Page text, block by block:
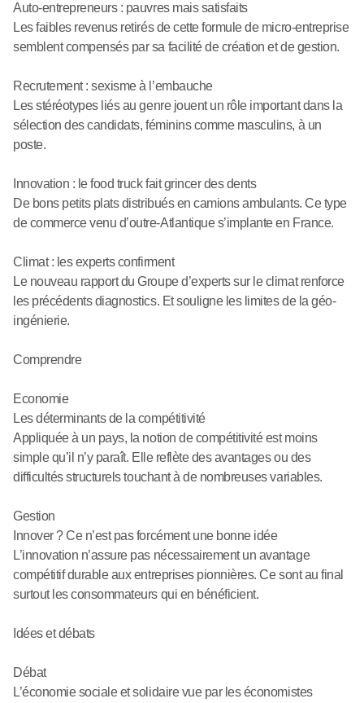
Auto-entrepreneurs : pauvres mais satisfaits
Les faibles revenus retirés de cette formule de micro-entreprise
semblent compensés par sa facilité de création et de gestion.
Recrutement : sexisme à l’embauche
Les stéréotypes liés au genre jouent un rôle important dans la
sélection des candidats, féminins comme masculins, à un
poste.
Innovation : le food truck fait grincer des dents
De bons petits plats distribués en camions ambulants. Ce type
de commerce venu d’outre-Atlantique s’implante en France.
Climat : les experts confirment
Le nouveau rapport du Groupe d’experts sur le climat renforce
les précédents diagnostics. Et souligne les limites de la géo-
ingénierie.
Comprendre
Economie
Les déterminants de la compétitivité
Appliquée à un pays, la notion de compétitivité est moins
simple qu’il n’y paraît. Elle reflète des avantages ou des
difficultés structurels touchant à de nombreuses variables.
Gestion
Innover ? Ce n’est pas forcément une bonne idée
L’innovation n’assure pas nécessairement un avantage
compétitif durable aux entreprises pionnières. Ce sont au final
surtout les consommateurs qui en bénéficient.
Idées et débats
Débat
L’économie sociale et solidaire vue par les économistes